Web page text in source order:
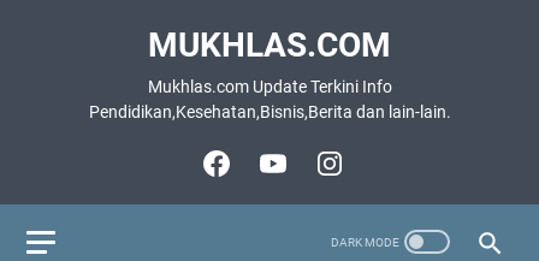
MUKHLAS.COM
Mukhlas.com Update Terkini Info
Pendidikan,Kesehatan,Bisnis,Berita dan lain-lain.